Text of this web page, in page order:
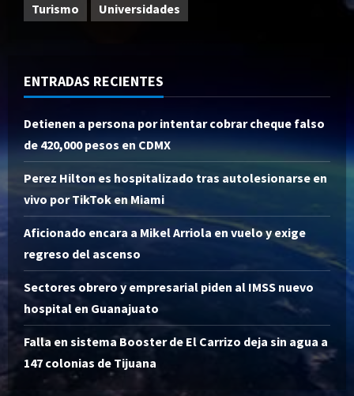
Turismo
Universidades
ENTRADAS RECIENTES
Detienen a persona por intentar cobrar cheque falso
de 420,000 pesos en CDMX
Perez Hilton es hospitalizado tras autolesionarse en
vivo por TikTok en Miami
Aficionado encara a Mikel Arriola en vuelo y exige
regreso del ascenso
Sectores obrero y empresarial piden al IMSS nuevo
hospital en Guanajuato
Falla en sistema Booster de El Carrizo deja sin agua a
147 colonias de Tijuana